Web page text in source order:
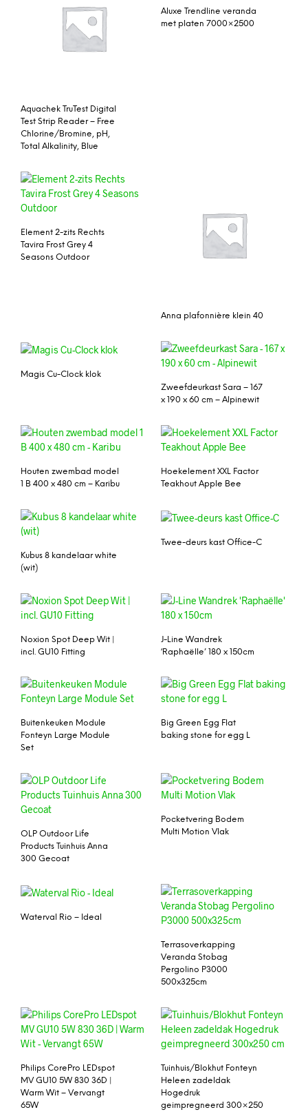
Aquachek TruTest Digital
Test Strip Reader – Free
Chlorine/Bromine, pH,
Total Alkalinity, Blue
Aluxe Trendline veranda
met platen 7000×2500
Element 2-zits Rechts
Tavira Frost Grey 4
Seasons Outdoor
Anna plafonnière klein 40
Magis Cu-Clock klok
Zweefdeurkast Sara – 167
x 190 x 60 cm – Alpinewit
Houten zwembad model
1 B 400 x 480 cm – Karibu
Hoekelement XXL Factor
Teakhout Apple Bee
Kubus 8 kandelaar white
(wit)
Twee-deurs kast Office-C
Noxion Spot Deep Wit |
incl. GU10 Fitting
J-Line Wandrek
‘Raphaëlle’ 180 x 150cm
Buitenkeuken Module
Fonteyn Large Module
Set
Big Green Egg Flat
baking stone for egg L
OLP Outdoor Life
Products Tuinhuis Anna
300 Gecoat
Pocketvering Bodem
Multi Motion Vlak
Waterval Rio – Ideal
Terrasoverkapping
Veranda Stobag
Pergolino P3000
500x325cm
Philips CorePro LEDspot
MV GU10 5W 830 36D |
Warm Wit – Vervangt
65W
Tuinhuis/Blokhut Fonteyn
Heleen zadeldak
Hogedruk
geimpregneerd 300×250